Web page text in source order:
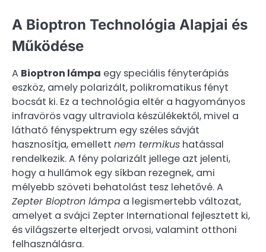
A Bioptron Technológia Alapjai és
Működése
A Bioptron lámpa egy speciális fényterápiás
eszköz, amely polarizált, polikromatikus fényt
bocsát ki. Ez a technológia eltér a hagyományos
infravörös vagy ultraviola készülékektől, mivel a
látható fényspektrum egy széles sávját
hasznosítja, emellett nem termikus hatással
rendelkezik. A fény polarizált jellege azt jelenti,
hogy a hullámok egy síkban rezegnek, ami
mélyebb szöveti behatolást tesz lehetővé. A
Zepter Bioptron lámpa a legismertebb változat,
amelyet a svájci Zepter International fejlesztett ki,
és világszerte elterjedt orvosi, valamint otthoni
felhasználásra.